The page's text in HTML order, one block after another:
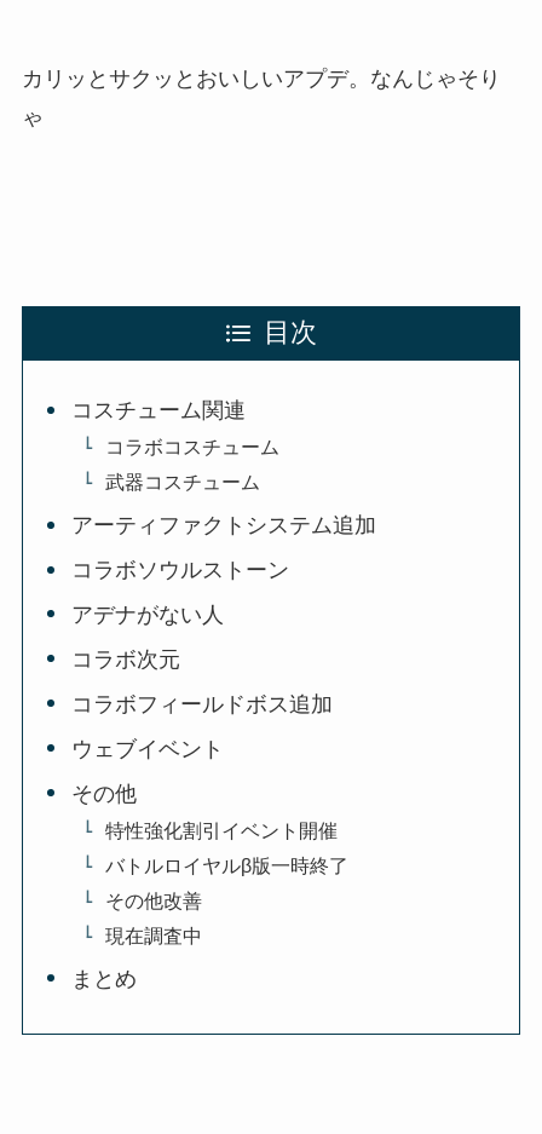
カリッとサクッとおいしいアプデ。なんじゃそり
ゃ
目次
コスチューム関連
コラボコスチューム
武器コスチューム
アーティファクトシステム追加
コラボソウルストーン
アデナがない人
コラボ次元
コラボフィールドボス追加
ウェブイベント
その他
特性強化割引イベント開催
バトルロイヤルβ版一時終了
その他改善
現在調査中
まとめ